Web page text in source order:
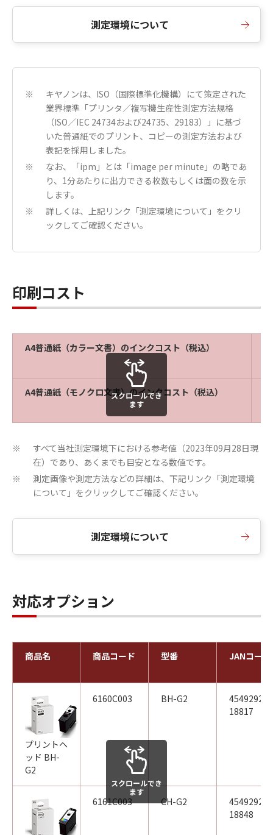
測定環境について
※
キヤノンは、ISO（国際標準化機構）にて策定された
業界標準「プリンタ／複写機生産性測定方法規格
（ISO／IEC 24734および24735、29183）」に基づ
いた普通紙でのプリント、コピーの測定方法および
表記を採用しました。
※
なお、「ipm」とは「image per minute」の略であ
り、1分あたりに出力できる枚数もしくは面の数を示
します。
※
詳しくは、上記リンク「測定環境について」をクリ
ックしてご確認ください。
印刷コスト
A4普通紙（カラー文書）のインクコスト（税込）
A4普通紙（モノクロ文書）のインクコスト（税込）
スクロールでき
ます
※
すべて当社測定環境下における参考値（2023年09月28日現
在）であり、あくまでも目安となる数値です。
※
測定画像や測定方法などの詳細は、下記リンク「測定環境
について」をクリックしてご確認ください。
測定環境について
対応オプション
商品名 商品コード 型番 JANコード
プリントヘ
ッド BH-
G2
6160C003 BH-G2
45492922
18817
6161C003 CH-G2
45492922
18848
スクロールでき
ます